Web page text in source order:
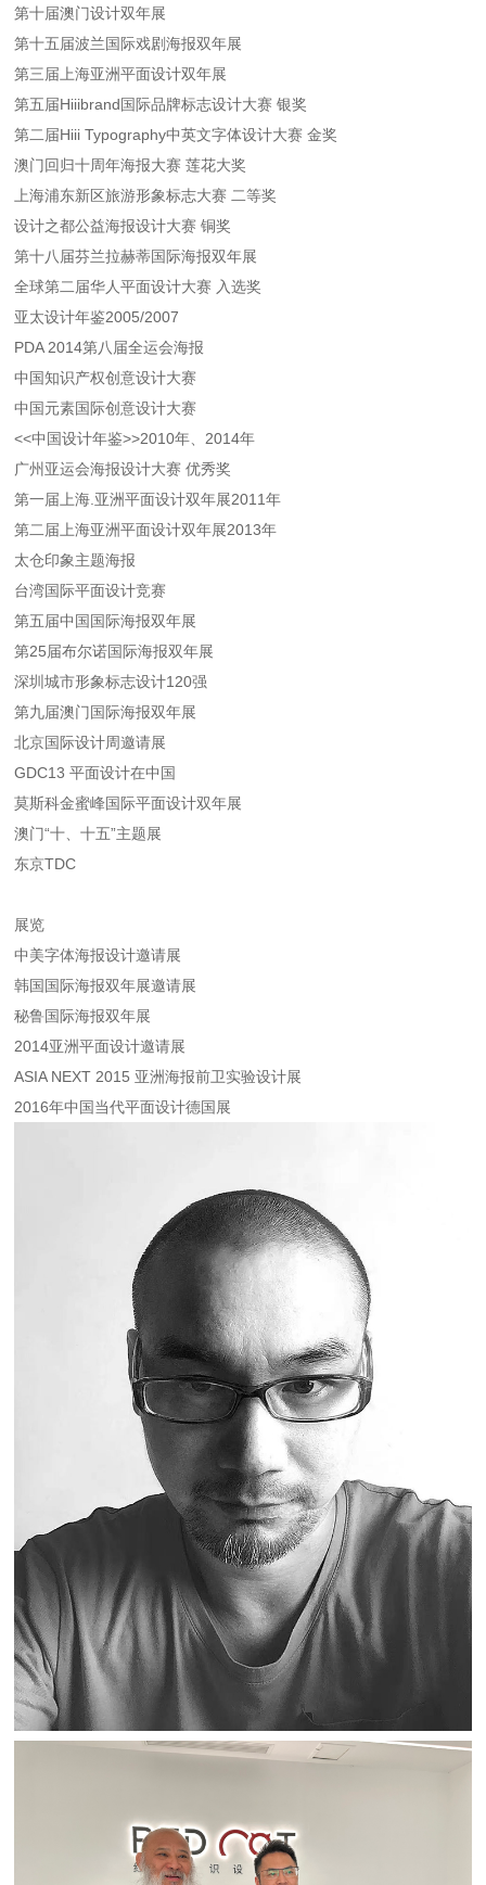
第十届澳门设计双年展
第十五届波兰国际戏剧海报双年展
第三届上海亚洲平面设计双年展
第五届Hiiibrand国际品牌标志设计大赛 银奖
第二届Hiii Typography中英文字体设计大赛 金奖
澳门回归十周年海报大赛 莲花大奖
上海浦东新区旅游形象标志大赛 二等奖
设计之都公益海报设计大赛 铜奖
第十八届芬兰拉赫蒂国际海报双年展
全球第二届华人平面设计大赛 入选奖
亚太设计年鉴2005/2007
PDA 2014第八届全运会海报
中国知识产权创意设计大赛
中国元素国际创意设计大赛
<<中国设计年鉴>>2010年、2014年
广州亚运会海报设计大赛 优秀奖
第一届上海.亚洲平面设计双年展2011年
第二届上海亚洲平面设计双年展2013年
太仓印象主题海报
台湾国际平面设计竞赛
第五届中国国际海报双年展
第25届布尔诺国际海报双年展
深圳城市形象标志设计120强
第九届澳门国际海报双年展
北京国际设计周邀请展
GDC13 平面设计在中国
莫斯科金蜜峰国际平面设计双年展
澳门“十、十五”主题展
东京TDC
展览
中美字体海报设计邀请展
韩国国际海报双年展邀请展
秘鲁国际海报双年展
2014亚洲平面设计邀请展
ASIA NEXT 2015 亚洲海报前卫实验设计展
2016年中国当代平面设计德国展